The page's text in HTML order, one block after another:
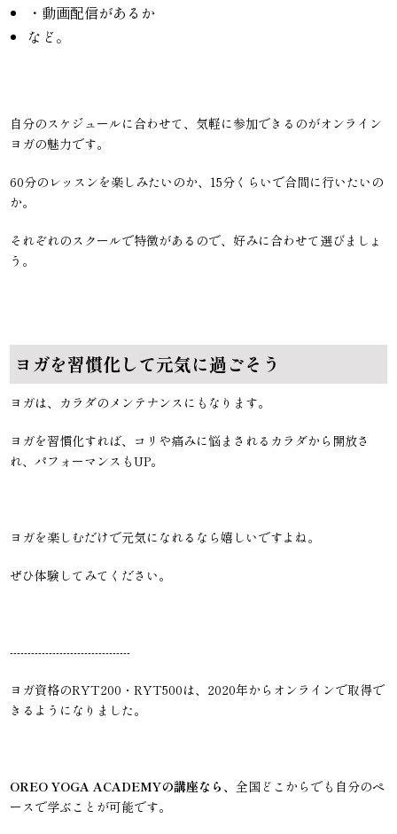
・動画配信があるか
など。
自分のスケジュールに合わせて、気軽に参加できるのがオンライン
ヨガの魅力です。
60分のレッスンを楽しみたいのか、15分くらいで合間に行いたいの
か。
それぞれのスクールで特徴があるので、好みに合わせて選びましょ
う。
ヨガを習慣化して元気に過ごそう
ヨガは、カラダのメンテナンスにもなります。
ヨガを習慣化すれば、コリや痛みに悩まされるカラダから開放さ
れ、パフォーマンスもUP。
ヨガを楽しむだけで元気になれるなら嬉しいですよね。
ぜひ体験してみてください。
----------------------------------
ヨガ資格のRYT200・RYT500は、2020年からオンラインで取得で
きるようになりました。
OREO YOGA ACADEMYの講座なら、全国どこからでも自分のペ
ースで学ぶことが可能です。